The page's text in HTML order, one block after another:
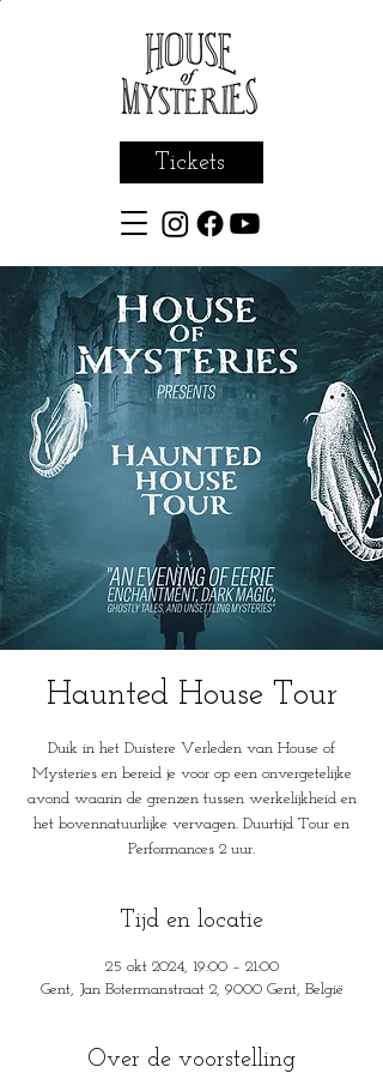
Tickets
Haunted House Tour
Duik in het Duistere Verleden van House of
Mysteries en bereid je voor op een onvergetelijke
avond waarin de grenzen tussen werkelijkheid en
het bovennatuurlijke vervagen. Duurtijd Tour en
Performances 2 uur.
Tijd en locatie
25 okt 2024, 19:00 – 21:00
Gent, Jan Botermanstraat 2, 9000 Gent, België
Over de voorstelling